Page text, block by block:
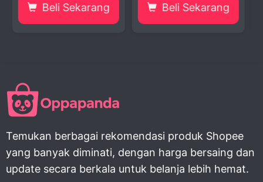
Beli Sekarang Beli
Temukan berbagai rekomendasi produk Shopee
yang banyak diminati, dengan harga bersaing dan
update secara berkala untuk belanja lebih hemat.